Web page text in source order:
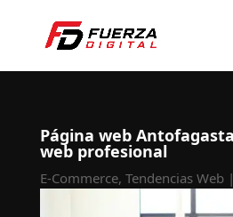
Página web
web profesional
E-Commerce, Tendencias Web|